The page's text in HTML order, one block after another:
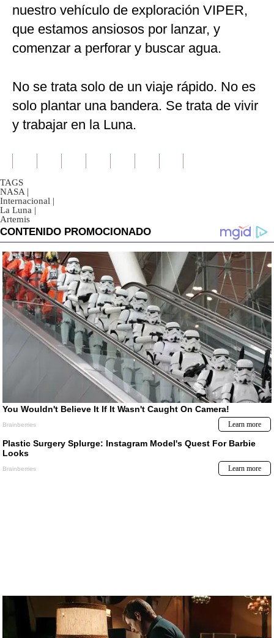
nuestro vehículo de exploración VIPER,
que estamos ansiosos por lanzar, y
comenzar a perforar y buscar agua.
No se trata solo de un viaje rápido. No es
solo plantar una bandera. Se trata de vivir
y trabajar en la Luna.
TAGS
NASA |
Internacional |
La Luna |
Artemis